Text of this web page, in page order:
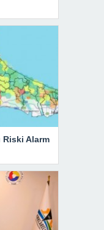
Riski Alarm